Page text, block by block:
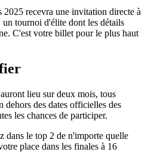
recevra une invitation directe à
tournoi d'élite dont les détails
C'est votre billet pour le plus haut
lieu sur deux mois, tous
dehors des dates officielles des
les chances de participer.
dans le top 2 de n'importe quelle
place dans les finales à 16